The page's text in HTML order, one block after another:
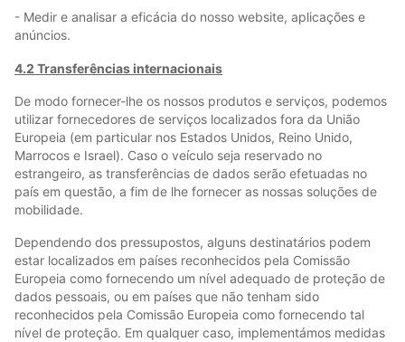
- Medir e analisar a eficácia do nosso website, aplicações e
anúncios.
4.2 Transferências internacionais
De modo fornecer-lhe os nossos produtos e serviços, podemos
utilizar fornecedores de serviços localizados fora da União
Europeia (em particular nos Estados Unidos, Reino Unido,
Marrocos e Israel). Caso o veículo seja reservado no
estrangeiro, as transferências de dados serão efetuadas no
país em questão, a fim de lhe fornecer as nossas soluções de
mobilidade.
Dependendo dos pressupostos, alguns destinatários podem
estar localizados em países reconhecidos pela Comissão
Europeia como fornecendo um nível adequado de proteção de
dados pessoais, ou em países que não tenham sido
reconhecidos pela Comissão Europeia como fornecendo tal
nível de proteção. Em qualquer caso, implementámos medidas